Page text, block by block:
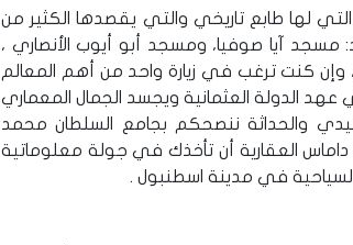
لها طابع تاريخي والتي يقصدها الكثير من
مسجد آيا صوفيا، ومسجد أبو أيوب الأنصاري ،
وإن كنت ترغب في زيارة واحد من أهم المعالم
الدولة العثمانية ويجسد الجمال المعماري
والحداثة ننصحكم بجامع السلطان محمد
العقارية أن تأخذك في جولة معلوماتية
في مدينة اسطنبول .